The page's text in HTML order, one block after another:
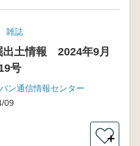
雑誌
出土情報 2024年9月
号
ン通信情報センター
09
＋